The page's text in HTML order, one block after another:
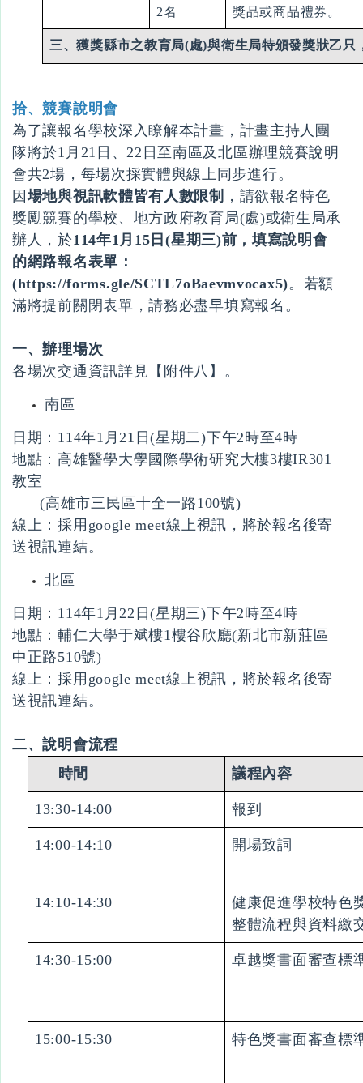
2名
獎品或商品禮券。
三、獲獎縣市之教育局(處)與衛生局特頒發獎狀乙只
拾、競賽說明會
為了讓報名學校深入瞭解本計畫，計畫主持人團
隊將於1月21日、22日至南區及北區辦理競賽說明
會共2場，每場次採實體與線上同步進行。
因場地與視訊軟體皆有人數限制
，請欲報名特色
獎勵競賽的學校、地方政府教育局(處)或衛生局承
辦人，於114年1 月 15 日(星期三)前，填寫說明會
的網路報名表單：
(https://forms.gle/SCTL7oBaevmvocax5)。若額
滿將提前關閉表單，請務必盡早填寫報名。
一、辦理場次
各場次交通資訊詳見【附件八】。
南區
日期：114年1月21日(星期二)下午2時至4時
地點：高雄醫學大學國際學術研究大樓3樓IR301
教室
(高雄市三民區十全一路100號)
線上：採用google meet線上視訊，將於報名後寄
送視訊連結。
北區
日期：114年1月22日(星期三)下午2時至4時
地點：輔仁大學于斌樓1樓谷欣廳(新北市新莊區
中正路510號)
線上：採用google meet線上視訊，將於報名後寄
送視訊連結。
二、說明會流程
時間
議程內容
13:30-14:00 報到
14:00-14:10 開場致詞
14:10-14:30
健康促進學校特色
整體流程與資料繳
14:30-15:00 卓越獎書面審查標
15:00-15:30 特色獎書面審查標